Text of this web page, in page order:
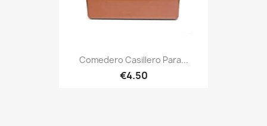
Comedero Casillero Para...
€4.50